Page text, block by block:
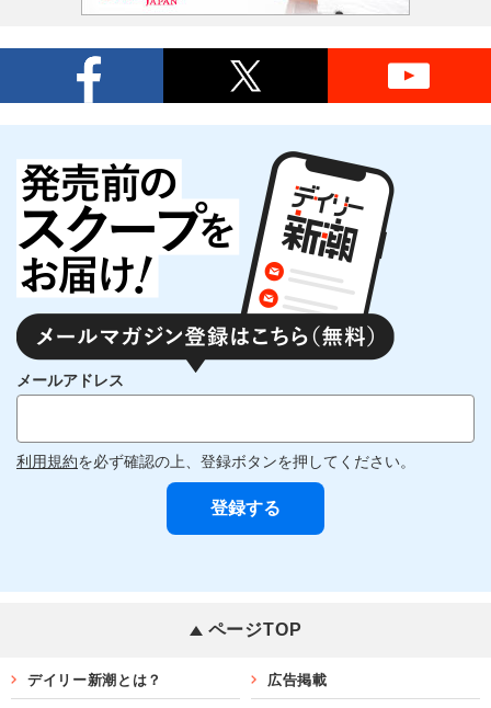
メールアドレス
利用規約を必ず確認の上、登録ボタンを押してください。
ページTOP
デイリー新潮とは？ 広告掲載